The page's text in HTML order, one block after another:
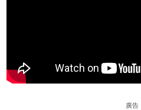
廣告